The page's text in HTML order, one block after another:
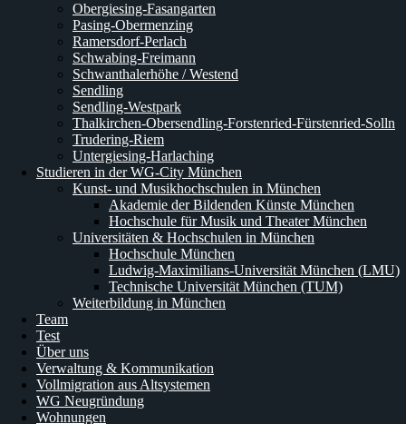
Obergiesing-Fasangarten
Pasing-Obermenzing
Ramersdorf-Perlach
Schwabing-Freimann
Schwanthalerhöhe / Westend
Sendling
Sendling-Westpark
Thalkirchen-Obersendling-Forstenried-Fürstenried-Solln
Trudering-Riem
Untergiesing-Harlaching
Studieren in der WG-City München
Kunst- und Musikhochschulen in München
Akademie der Bildenden Künste München
Hochschule für Musik und Theater München
Universitäten & Hochschulen in München
Hochschule München
Ludwig-Maximilians-Universität München (LMU)
Technische Universität München (TUM)
Weiterbildung in München
Team
Test
Über uns
Verwaltung & Kommunikation
Vollmigration aus Altsystemen
WG Neugründung
Wohnungen